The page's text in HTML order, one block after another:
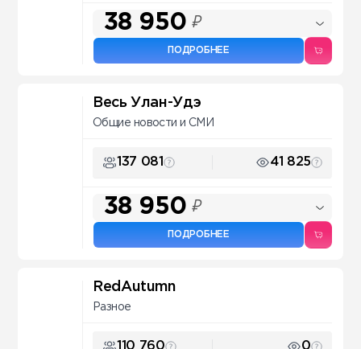
38 950 ₽
ПОДРОБНЕЕ
Весь Улан-Удэ
Общие новости и СМИ
137 081 41 825
38 950 ₽
ПОДРОБНЕЕ
RedAutumn
Разное
110 760 0